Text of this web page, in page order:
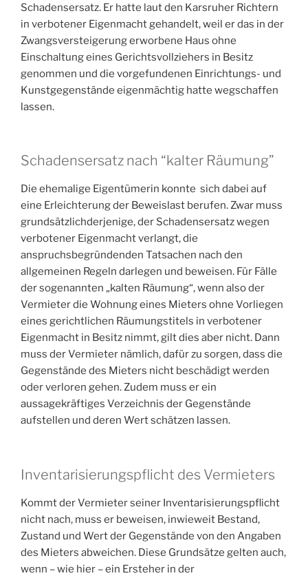
Schadensersatz. Er hatte laut den Karsruher Richtern
in verbotener Eigenmacht gehandelt, weil er das in der
Zwangsversteigerung erworbene Haus ohne
Einschaltung eines Gerichtsvollziehers in Besitz
genommen und die vorgefundenen Einrichtungs- und
Kunstgegenstände eigenmächtig hatte wegschaffen
lassen.
Schadensersatz nach “kalter Räumung”
Die ehemalige Eigentümerin konnte sich dabei auf
eine Erleichterung der Beweislast berufen. Zwar muss
grundsätzlichderjenige, der Schadensersatz wegen
verbotener Eigenmacht verlangt, die
anspruchsbegründenden Tatsachen nach den
allgemeinen Regeln darlegen und beweisen. Für Fälle
der sogenannten „kalten Räumung“, wenn also der
Vermieter die Wohnung eines Mieters ohne Vorliegen
eines gerichtlichen Räumungstitels in verbotener
Eigenmacht in Besitz nimmt, gilt dies aber nicht. Dann
muss der Vermieter nämlich, dafür zu sorgen, dass die
Gegenstände des Mieters nicht beschädigt werden
oder verloren gehen. Zudem muss er ein
aussagekräftiges Verzeichnis der Gegenstände
aufstellen und deren Wert schätzen lassen.
Inventarisierungspflicht des Vermieters
Kommt der Vermieter seiner Inventarisierungspflicht
nicht nach, muss er beweisen, inwieweit Bestand,
Zustand und Wert der Gegenstände von den Angaben
des Mieters abweichen. Diese Grundsätze gelten auch,
wenn – wie hier – ein Ersteher in der